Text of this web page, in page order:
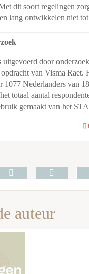
dit soort regelingen
lang ontwikkelen niet
door
van Visma Raet.
1077 Nederlanders van
totaal aantal
gemaakt van het
auteur